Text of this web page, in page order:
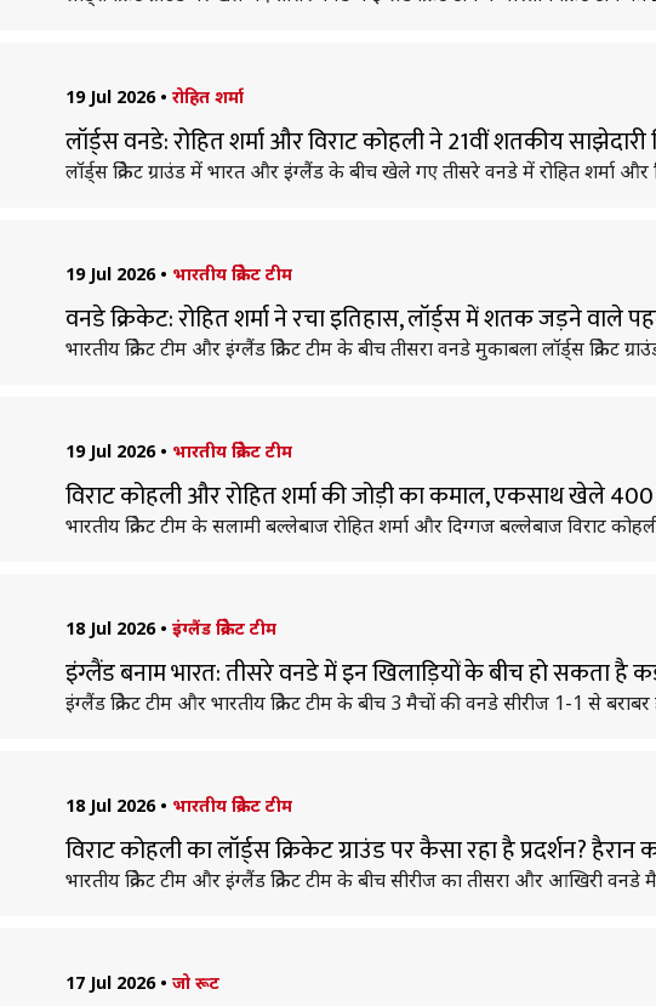
19 Jul 2026 • रोहित शर्मा
लॉर्ड्स वनडे: रोहित शर्मा और विराट कोहली ने 21वीं शतकीय साझेदारी
लॉर्ड्स क्रिकेट ग्राउंड में भारत और इंग्लैंड के बीच खेले गए तीसरे वनडे में रोहित शर्मा
19 Jul 2026 • भारतीय क्रिकेट टीम
वनडे क्रिकेट: रोहित शर्मा ने रचा इतिहास, लॉर्ड्स में शतक जड़ने वाले
भारतीय क्रिकेट टीम और इंग्लैंड क्रिकेट टीम के बीच तीसरा वनडे मुकाबला लॉर्ड्स क्रिकेट
19 Jul 2026 • भारतीय क्रिकेट टीम
विराट कोहली और रोहित शर्मा की जोड़ी का कमाल, एकसाथ खेले 400
भारतीय क्रिकेट टीम के सलामी बल्लेबाज रोहित शर्मा और दिग्गज बल्लेबाज विराट
18 Jul 2026 • इंग्लैंड क्रिकेट टीम
इंग्लैंड बनाम भारत: तीसरे वनडे में इन खिलाड़ियों के बीच हो सकता है
इंग्लैंड क्रिकेट टीम और भारतीय क्रिकेट टीम के बीच 3 मैचों की वनडे सीरीज 1-1 से
18 Jul 2026 • भारतीय क्रिकेट टीम
विराट कोहली का लॉर्ड्स क्रिकेट ग्राउंड पर कैसा रहा है प्रदर्शन?
भारतीय क्रिकेट टीम और इंग्लैंड क्रिकेट टीम के बीच सीरीज का तीसरा और आखिरी
17 Jul 2026 • जो रूट